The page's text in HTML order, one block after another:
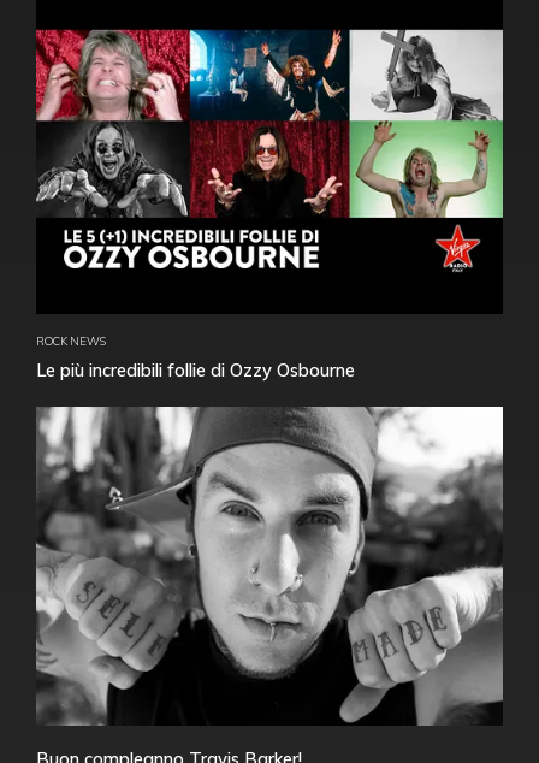
ROCK NEWS
Le più incredibili follie di Ozzy Osbourne